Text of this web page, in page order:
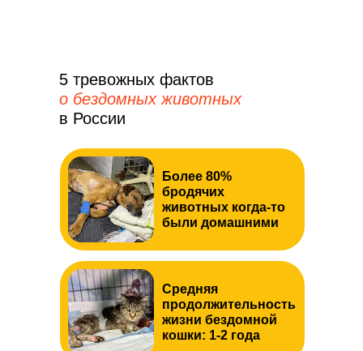
в России
о бездомных животных
5 тревожных фактов
Средняя
продолжительность
жизни бездомной
кошки: 1-2 года
Более 80%
бродячих
животных когда-то
были домашними